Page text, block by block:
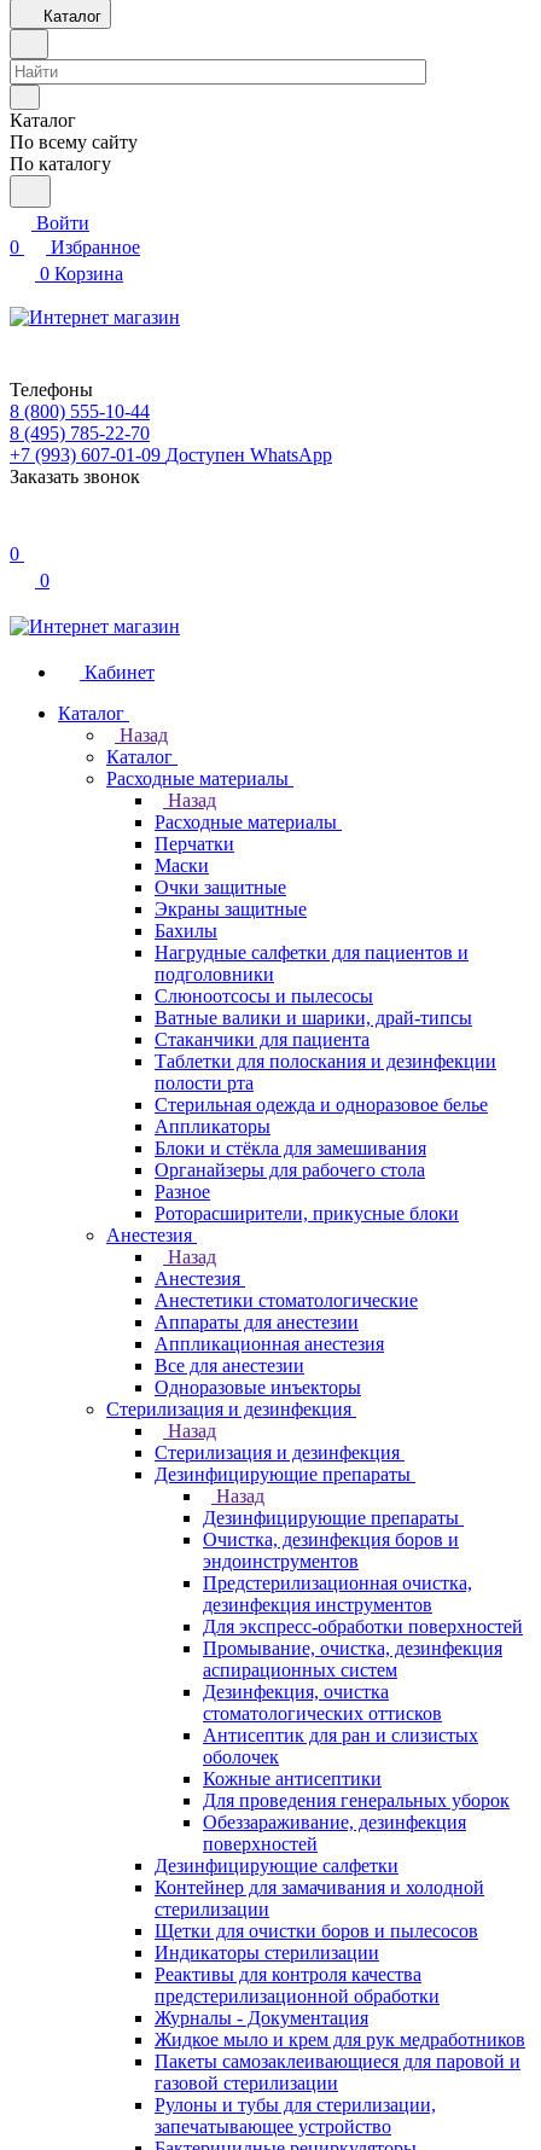
Каталог
Каталог
По всему сайту
По каталогу
Войти
0
Избранное
0 Корзина
Телефоны
8 (800) 555-10-44
8 (495) 785-22-70
+7 (993) 607-01-09 Доступен WhatsApp
Заказать звонок
0
0
Кабинет
Каталог
Назад
Каталог
Расходные материалы
Назад
Расходные материалы
Перчатки
Маски
Очки защитные
Экраны защитные
Бахилы
Нагрудные салфетки для пациентов и
подголовники
Слюноотсосы и пылесосы
Ватные валики и шарики, драй-типсы
Стаканчики для пациента
Таблетки для полоскания и дезинфекции
полости рта
Стерильная одежда и одноразовое белье
Аппликаторы
Блоки и стёкла для замешивания
Органайзеры для рабочего стола
Разное
Роторасширители, прикусные блоки
Анестезия
Назад
Анестезия
Анестетики стоматологические
Аппараты для анестезии
Аппликационная анестезия
Все для анестезии
Одноразовые инъекторы
Стерилизация и дезинфекция
Назад
Стерилизация и дезинфекция
Дезинфицирующие препараты
Назад
Дезинфицирующие препараты
Очистка, дезинфекция боров и
эндоинструментов
Предстерилизационная очистка,
дезинфекция инструментов
Для экспресс-обработки поверхностей
Промывание, очистка, дезинфекция
аспирационных систем
Дезинфекция, очистка
стоматологических оттисков
Антисептик для ран и слизистых
оболочек
Кожные антисептики
Для проведения генеральных уборок
Обеззараживание, дезинфекция
поверхностей
Дезинфицирующие салфетки
Контейнер для замачивания и холодной
стерилизации
Щетки для очистки боров и пылесосов
Индикаторы стерилизации
Реактивы для контроля качества
предстерилизационной обработки
Журналы - Документация
Жидкое мыло и крем для рук медработников
Пакеты самозаклеивающиеся для паровой и
газовой стерилизации
Рулоны и тубы для стерилизации,
запечатывающее устройство